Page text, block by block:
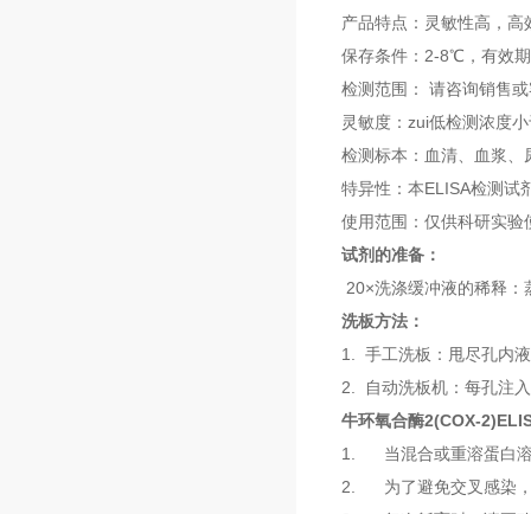
产品特点：灵敏性高，
保存条件：2-8℃，有效
检测范围： 请咨询销售
灵敏度：zui低检测浓度
检测标本：血清、血浆
特异性：本ELISA检测试
使用范围：仅供科研实验
试剂的准备：
20×洗涤缓冲液的稀释
洗板方法：
1. 手工洗板：甩尽孔内
2. 自动洗板机：每孔注
牛环氧合酶2(COX-
1. 当混合或重溶蛋白溶
2. 为了避免交叉感染，